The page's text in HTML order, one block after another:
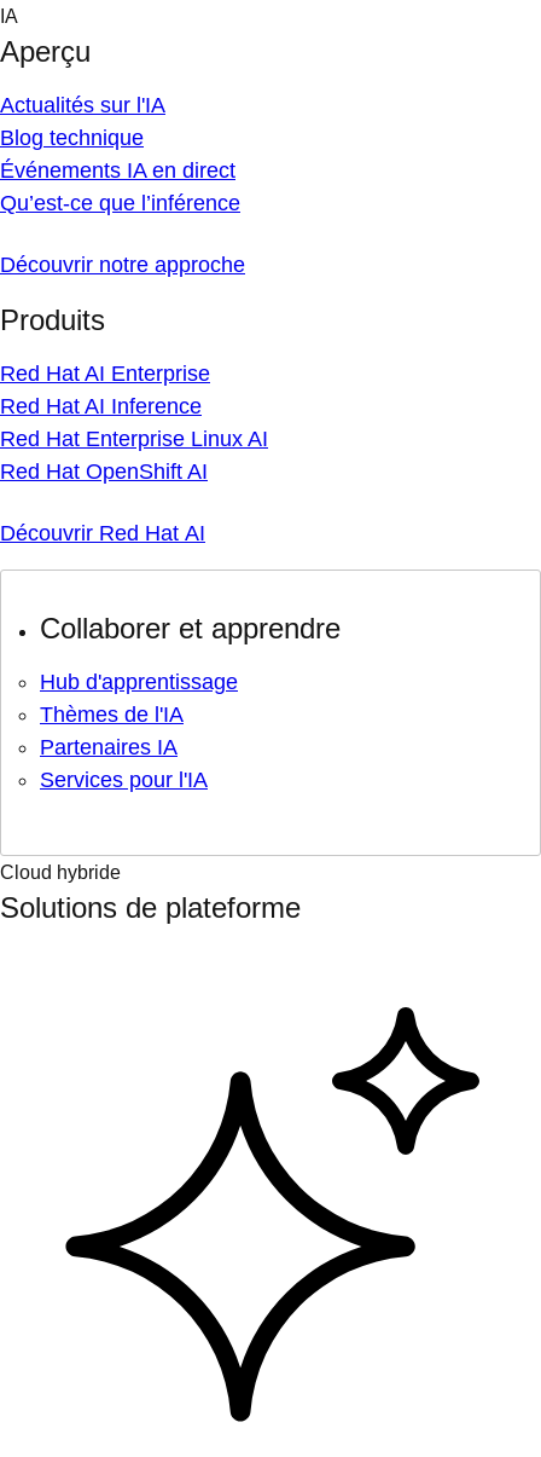
Skip
content
IA
Aperçu
Actualités sur l'IA
Blog technique
Événements IA en direct
Qu’est-ce que l’inférence
Découvrir notre approche
Produits
Red Hat AI Enterprise
Red Hat AI Inference
Red Hat Enterprise Linux AI
Red Hat OpenShift AI
Découvrir Red Hat AI
Collaborer et apprendre
Hub d'apprentissage
Thèmes de l'IA
Partenaires IA
Services pour l'IA
Cloud hybride
Solutions de plateforme